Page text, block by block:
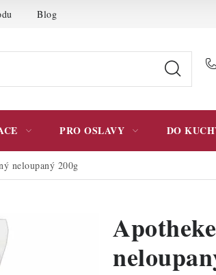
Blog
PRO OSLAVY DO
neloupaný 200g